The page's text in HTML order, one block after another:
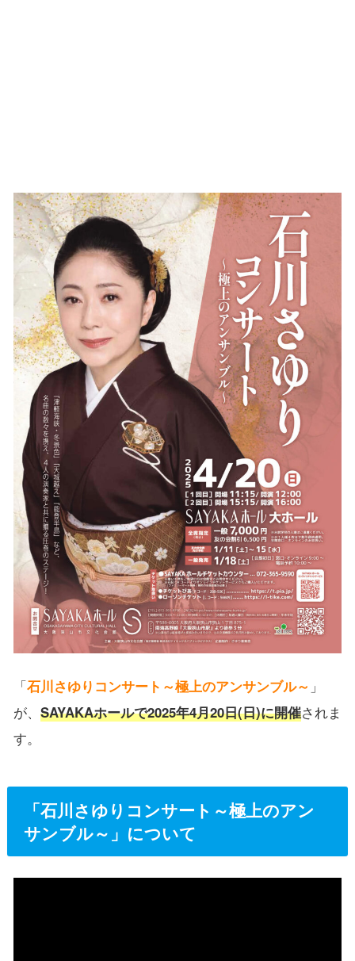
「石川さゆりコンサート～極上のアンサンブル～ 」
が、 SAYAKAホールで2025年4月20日(日)に開催されま
す。
「石川さゆりコンサート～極上のアン
サンブル～」について